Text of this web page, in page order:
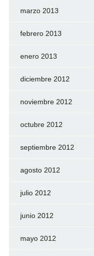
marzo 2013
febrero 2013
enero 2013
diciembre 2012
noviembre 2012
octubre 2012
septiembre 2012
agosto 2012
julio 2012
junio 2012
mayo 2012